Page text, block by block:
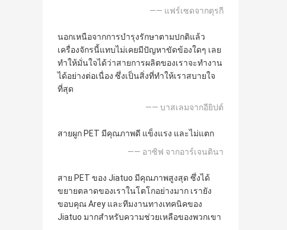
—— แฟร์เซดจากตุรกี
นอกเหนือจากการบำรุงรักษาตามปกติแล้ว
เครื่องจักรนี้แทบไม่เคยมีปัญหาขัดข้องใดๆ เลย
ทำให้มั่นใจได้ว่าสายการผลิตของเราจะทำงาน
ได้อย่างต่อเนื่อง ซึ่งเป็นสิ่งที่ทำให้เราสบายใจ
ที่สุด
—— บาสเลมจากอียิปต์
สายผูก PET มีคุณภาพดี แข็งแรง และไม่แตก
—— อาซิฟ จากอาร์เจนตินา
สาย PET ของ Jiatuo มีคุณภาพสูงสุด ซึ่งได้
ขยายตลาดของเราในโตโกอย่างมาก เรายัง
ขอบคุณ Arey และทีมงานทางเทคนิคของ
Jiatuo มากสําหรับความช่วยเหลือของพวกเขา